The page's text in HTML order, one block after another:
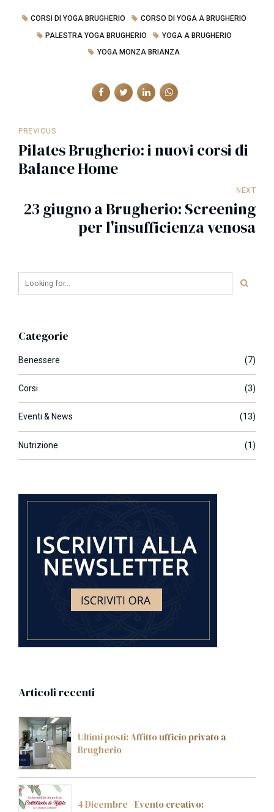
CORSI DI YOGA BRUGHERIO
CORSO DI YOGA A BRUGHERIO
PALESTRA YOGA BRUGHERIO
YOGA A BRUGHERIO
YOGA MONZA BRIANZA
PREVIOUS
Pilates Brugherio: i nuovi corsi di
Balance Home
NEXT
23 giugno a Brugherio: Screening
per l'insufficienza venosa
Categorie
Benessere (7)
Corsi (3)
Eventi & News (13)
Nutrizione (1)
Articoli recenti
Ultimi posti: Affitto ufficio privato a
Brugherio
4 Dicembre - Evento creativo: